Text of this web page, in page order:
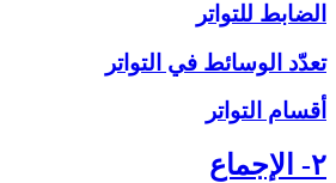
الضابط للتواتر
تعدّد الوسائط في التواتر
أقسام التواتر
۲- الإجماع‏